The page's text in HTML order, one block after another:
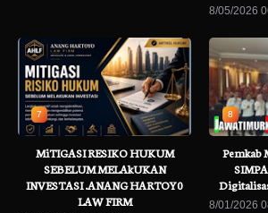
8/05/2026
7
MiTIGASI RESIKO HUKUM
SEBELUM MELAkUKAN
INVESTASI .ANANG HARTOY0
LAW FIRM
8
Pemkab
8/01/2026